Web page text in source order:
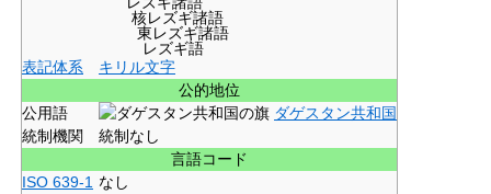
核レズギ諸語
東レズギ諸語
レズギ語
表記体系
キリル文字
公的地位
公用語
ダゲスタン共和国
統制機関
統制なし
言語コード
ISO 639-1 なし